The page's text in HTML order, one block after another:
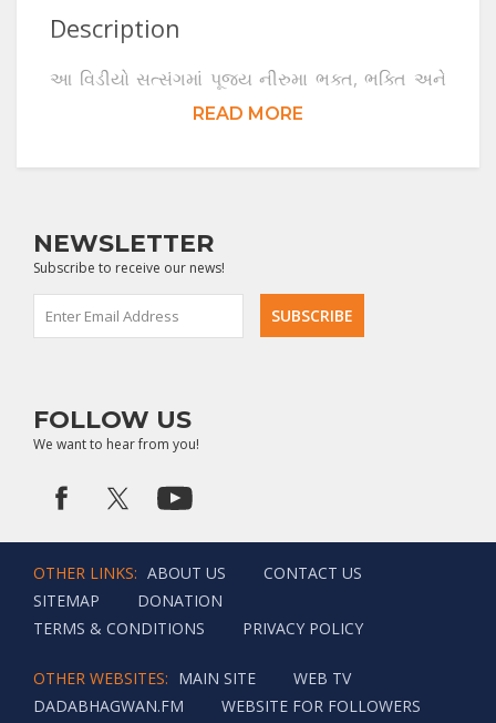
Description
આ વિડીયો સત્સંગમાં પૂજ્ય નીરુમા ભક્ત, ભક્તિ અને
ભગવાન વચ્ચેના સંબંધને યથાર્થ રીતે સમજાવ્યો છે. સ્થૂળ
READ MORE
NEWSLETTER
Subscribe to receive our news!
FOLLOW US
We want to hear from you!
OTHER LINKS: ABOUT US
CONTACT US
SITEMAP
DONATION
TERMS & CONDITIONS
PRIVACY POLICY
OTHER WEBSITES: MAIN SITE
WEB TV
DADABHAGWAN.FM
WEBSITE FOR FOLLOWERS